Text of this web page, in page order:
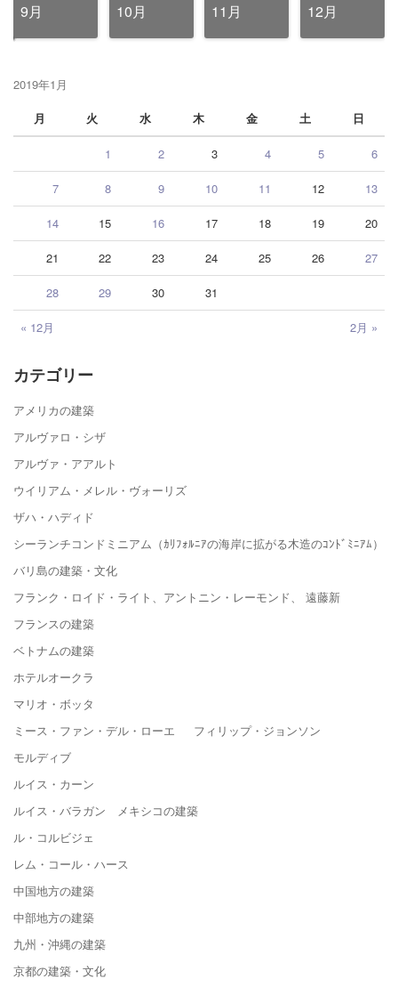
9月 10月 11月 12月
2019年1月
月
火 水 木 金 土 日
« 12月 2月 »
1 2 3 4 5 6
7 8 9 10 11 12 13
14 15 16 17 18 19 20
21 22 23 24 25 26 27
28 29 30 31
カテゴリー
アメリカの建築
アルヴァロ・シザ
アルヴァ・アアルト
ウイリアム・メレル・ヴォーリズ
ザハ・ハディド
シーランチコンドミニアム（ｶﾘﾌｫﾙﾆｱの海岸に拡がる木造のｺﾝﾄﾞﾐﾆｱﾑ）
バリ島の建築・文化
フランク・ロイド・ライト、アントニン・レーモンド、 遠藤新
フランスの建築
ベトナムの建築
ホテルオークラ
マリオ・ボッタ
ミース・ファン・デル・ローエ フィリップ・ジョンソン
モルディブ
ルイス・カーン
ルイス・バラガン メキシコの建築
ル・コルビジェ
レム・コール・ハース
中国地方の建築
中部地方の建築
九州・沖縄の建築
京都の建築・文化